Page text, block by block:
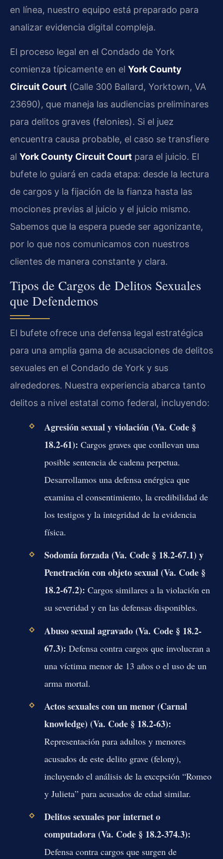
en línea, nuestro equipo está preparado para
analizar evidencia digital compleja.
El proceso legal en el Condado de York
comienza típicamente en el York County
Circuit Court (Calle 300 Ballard, Yorktown, VA
23690), que maneja las audiencias preliminares
para delitos graves (felonies). Si el juez
encuentra causa probable, el caso se transfiere
al York County Circuit Court para el juicio. El
bufete lo guiará en cada etapa: desde la lectura
de cargos y la fijación de la fianza hasta las
mociones previas al juicio y el juicio mismo.
Sabemos que la espera puede ser agonizante,
por lo que nos comunicamos con nuestros
clientes de manera constante y clara.
Tipos de Cargos de Delitos Sexuales
que Defendemos
El bufete ofrece una defensa legal estratégica
para una amplia gama de acusaciones de delitos
sexuales en el Condado de York y sus
alrededores. Nuestra experiencia abarca tanto
delitos a nivel estatal como federal, incluyendo:
Agresión sexual y violación (Va. Code §
18.2-61): Cargos graves que conllevan una
posible sentencia de cadena perpetua.
Desarrollamos una defensa enérgica que
examina el consentimiento, la credibilidad de
los testigos y la integridad de la evidencia
física.
Sodomía forzada (Va. Code § 18.2-67.1) y
Penetración con objeto sexual (Va. Code §
18.2-67.2): Cargos similares a la violación en
su severidad y en las defensas disponibles.
Abuso sexual agravado (Va. Code § 18.2-
67.3): Defensa contra cargos que involucran a
una víctima menor de 13 años o el uso de un
arma mortal.
Actos sexuales con un menor (Carnal
knowledge) (Va. Code § 18.2-63):
Representación para adultos y menores
acusados de este delito grave (felony),
incluyendo el análisis de la excepción “Romeo
y Julieta” para acusados de edad similar.
Delitos sexuales por internet o
computadora (Va. Code § 18.2-374.3):
Defensa contra cargos que surgen de